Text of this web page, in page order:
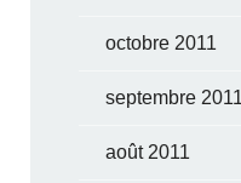
octobre 2011
septembre 2011
août 2011